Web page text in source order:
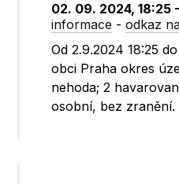
02. 09. 2024, 18:25
informace -odkaz
Od 2.9.2024 18:25
obci Praha okres
nehoda; 2
osobní, bez zranění.